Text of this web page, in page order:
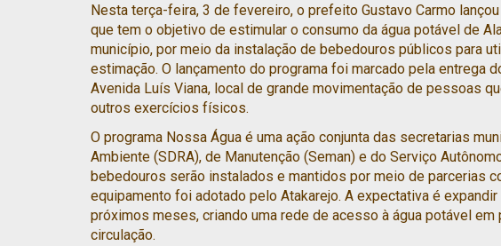
Nesta terça-feira, 3 de fevereiro, o prefeito Gustavo Carmo
que tem o objetivo de estimular o consumo da água potável de
município, por meio da instalação de bebedouros públicos para
estimação. O lançamento do programa foi marcado pela entrega
Avenida Luís Viana, local de grande movimentação de pessoas
outros exercícios físicos.
O programa Nossa Água é uma ação conjunta das secretarias
Ambiente (SDRA), de Manutenção (Seman) e do Serviço
bebedouros serão instalados e mantidos por meio de parcerias
equipamento foi adotado pelo Atakarejo. A expectativa é
próximos meses, criando uma rede de acesso à água potável
circulação.